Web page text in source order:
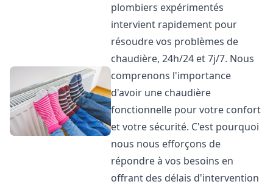
plombiers expérimentés
intervient rapidement pour
résoudre vos problèmes de
chaudière, 24h/24 et 7j/7. Nous
comprenons l'importance
d'avoir une chaudière
fonctionnelle pour votre confort
et votre sécurité. C'est pourquoi
nous nous efforçons de
répondre à vos besoins en
offrant des délais d'intervention